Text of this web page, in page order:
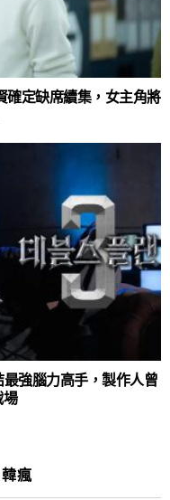
確定缺席續集，女主角將
強腦力高手，製作人曾
場
瘋